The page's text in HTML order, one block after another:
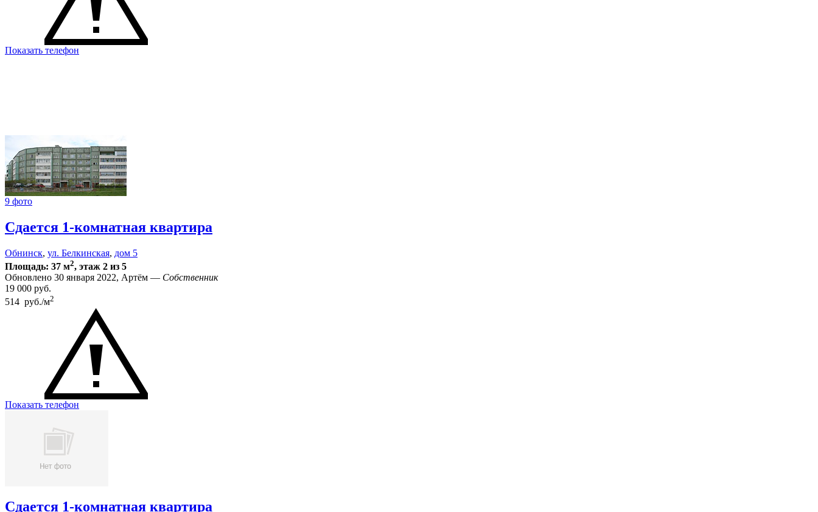
Показать телефон
9 фото
Сдается 1-комнатная квартира
Обнинск, ул. Белкинская, дом 5
Площадь: 37 м2, этаж 2 из 5
Обновлено 30 января 2022, Артём — Собственник
19 000 руб.
514 руб./м2
Показать телефон
Сдается 1-комнатная квартира